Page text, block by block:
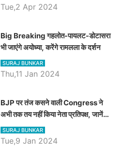
Tue,2 Apr 2024
Big Breaking गहलोत-पायलट-डोटासरा
भी जाएंगे अयोध्या, करेंगे रामलला के दर्शन
SURAJ BUNKAR
Thu,11 Jan 2024
BJP पर तंज कसने वाली Congress ने
अभी तक तय नहीं किया नेता प्रतिपक्ष, जानें
कौन होगा दावेदार
SURAJ BUNKAR
Tue,9 Jan 2024